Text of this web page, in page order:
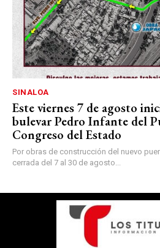
SINALOA
Este viernes 7 de agosto
bulevar Pedro Infante del
Congreso del Estado
Por obras de construcción del nuevo
cerrada del 7 al 30 de agosto...